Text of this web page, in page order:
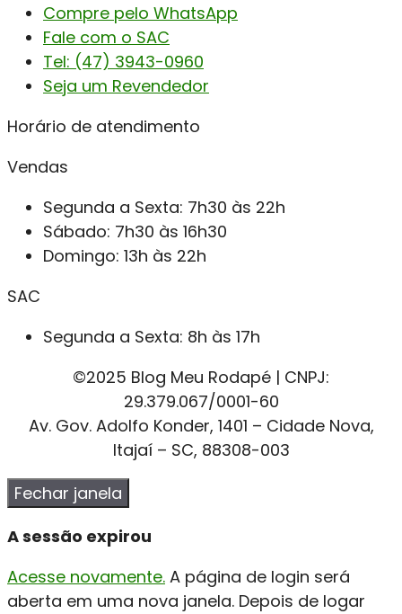
Compre pelo WhatsApp
Fale com o SAC
Tel: (47) 3943-0960
Seja um Revendedor
Horário de atendimento
Vendas
Segunda a Sexta: 7h30 às 22h
Sábado: 7h30 às 16h30
Domingo: 13h às 22h
SAC
Segunda a Sexta: 8h às 17h
©2025 Blog Meu Rodapé | CNPJ:
29.379.067/0001-60
Av. Gov. Adolfo Konder, 1401 – Cidade Nova,
Itajaí – SC, 88308-003
Fechar janela
A sessão expirou
Acesse novamente. A página de login será
aberta em uma nova janela. Depois de logar